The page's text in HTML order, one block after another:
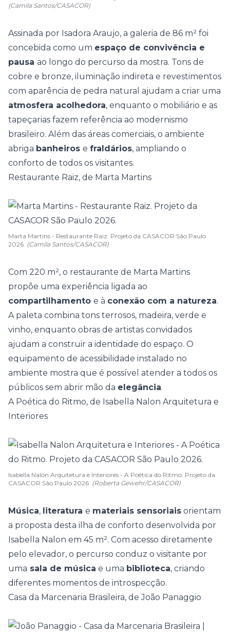
(Camila Santos/CASACOR)
Assinada por Isadora Araujo, a galeria de 86 m² foi
concebida como um espaço de convivência e
pausa ao longo do percurso da mostra. Tons de
cobre e bronze, iluminação indireta e revestimentos
com aparência de pedra natural ajudam a criar uma
atmosfera acolhedora, enquanto o mobiliário e as
tapeçarias fazem referência ao modernismo
brasileiro. Além das áreas comerciais, o ambiente
abriga banheiros e fraldários, ampliando o
conforto de todos os visitantes.
Restaurante Raiz, de Marta Martins
Marta Martins - Restaurante Raiz. Projeto da CASACOR São Paulo
2026. (Camila Santos/CASACOR)
Com 220 m², o restaurante de Marta Martins
propõe uma experiência ligada ao
compartilhamento e à conexão com a natureza.
A paleta combina tons terrosos, madeira, verde e
vinho, enquanto obras de artistas convidados
ajudam a construir a identidade do espaço. O
equipamento de acessibilidade instalado no
ambiente mostra que é possível atender a todos os
públicos sem abrir mão da elegância.
A Poética do Ritmo, de Isabella Nalon Arquitetura e
Interiores
Isabella Nalon Arquitetura e Interiores - A Poética do Ritmo. Projeto da
CASACOR São Paulo 2026. (Roberta Gewehr/CASACOR)
Música, literatura e materiais sensoriais orientam
a proposta desta ilha de conforto desenvolvida por
Isabella Nalon em 45 m². Com acesso diretamente
pelo elevador, o percurso conduz o visitante por
uma sala de música e uma biblioteca, criando
diferentes momentos de introspecção.
Casa da Marcenaria Brasileira, de João Panaggio